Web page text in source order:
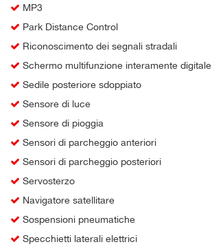
MP3
Park Distance Control
Riconoscimento dei segnali stradali
Schermo multifunzione interamente digitale
Sedile posteriore sdoppiato
Sensore di luce
Sensore di pioggia
Sensori di parcheggio anteriori
Sensori di parcheggio posteriori
Servosterzo
Navigatore satellitare
Sospensioni pneumatiche
Specchietti laterali elettrici